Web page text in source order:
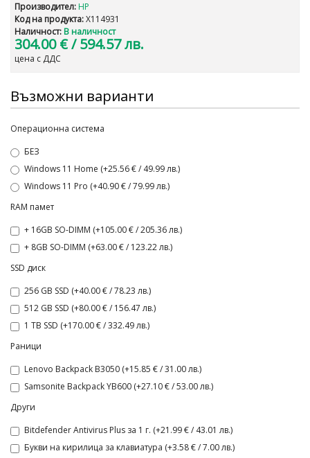
Производител: HP
Код на продукта:X114931
Наличност: В наличност
304.00 €/ 594.57 лв.
цена с ДДС
Възможни варианти
Операционна система
БЕЗ
Windows 11 Home (+25.56 € / 49.99 лв.)
Windows 11 Pro (+40.90 € / 79.99 лв.)
RAM памет
+ 16GB SO-DIMM (+105.00 € / 205.36 лв.)
+ 8GB SO-DIMM (+63.00 € / 123.22 лв.)
SSD диск
256 GB SSD (+40.00 € / 78.23 лв.)
512 GB SSD (+80.00 € / 156.47 лв.)
1 TB SSD (+170.00 € / 332.49 лв.)
Раници
Lenovo Backpack B3050 (+15.85 € / 31.00 лв.)
Samsonite Backpack YB600 (+27.10 € / 53.00 лв.)
Други
Bitdefender Antivirus Plus за 1 г. (+21.99 € / 43.01 лв.)
Букви на кирилица за клавиатура (+3.58 € / 7.00 лв.)